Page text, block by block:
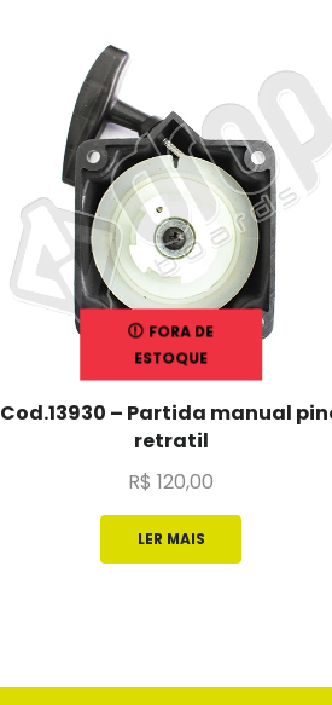
FORA DE
ESTOQUE
Cod.13930 – Partida manual
retratil
R$ 120,00
LER MAIS